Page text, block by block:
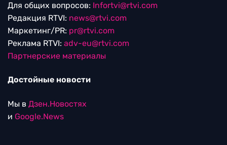
Для общих вопросов: Infortvi@rtvi.com
Редакция RTVI: news@rtvi.com
Маркетинг/PR: pr@rtvi.com
Реклама RTVI: adv-eu@rtvi.com
Партнерские материалы
Достойные новости
Мы в Дзен.Новостях
и Google.News